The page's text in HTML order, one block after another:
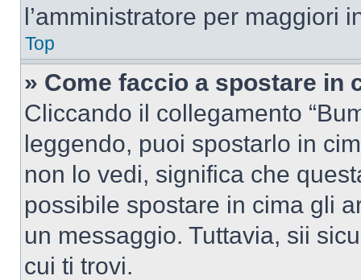
l’amministratore per maggiori
Top
» Come faccio a spostare in
Cliccando il collegamento
leggendo, puoi spostarlo in
non lo vedi, significa che
possibile spostare in cima gli
un messaggio. Tuttavia, sii
cui ti trovi.